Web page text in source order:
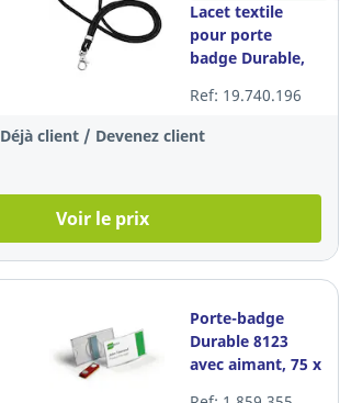
Lacet textile
pour porte
badge Durable,
paquet de 10
Ref: 19.740.196
Déjà client / Devenez client
Voir le prix
Porte-badge
Durable 8123
avec aimant, 75 x